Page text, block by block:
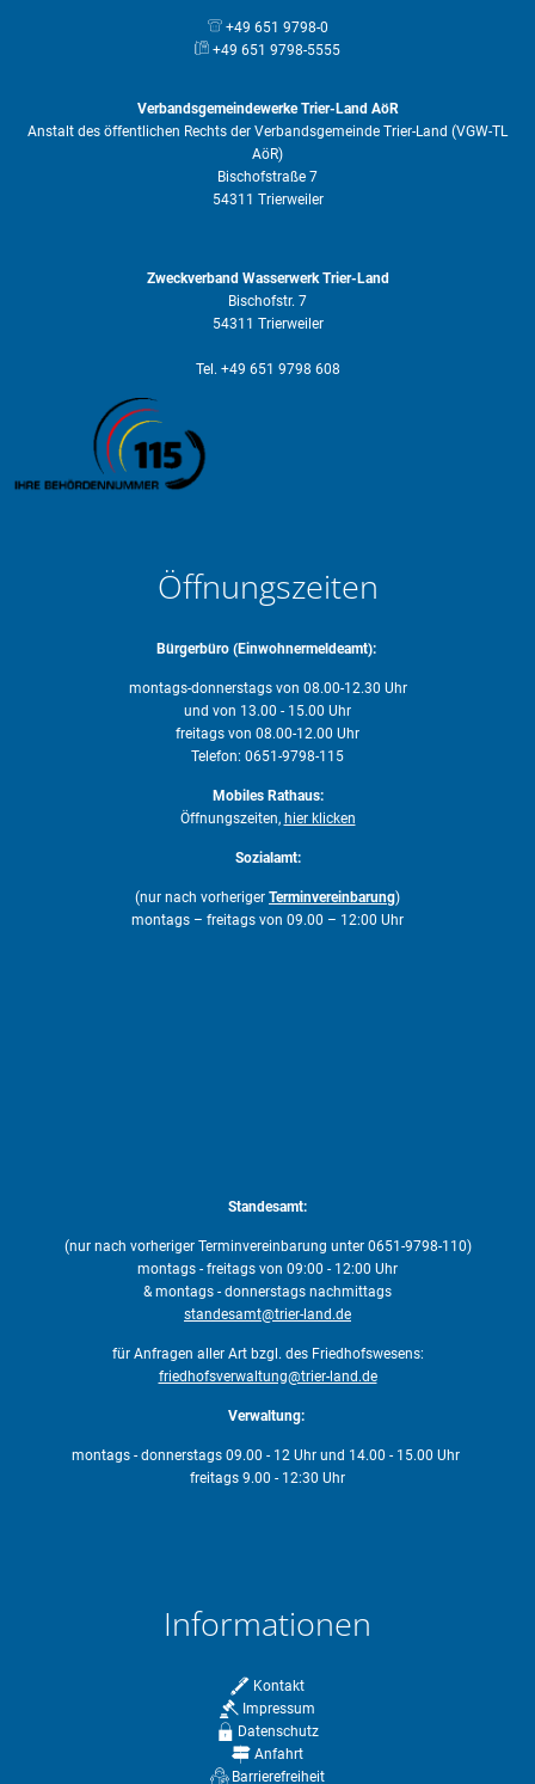
+49 651 9798-0
+49 651 9798-5555
Verbandsgemeindewerke Trier-Land AöR
Anstalt des öffentlichen Rechts der Verbandsgemeinde Trier-Land (VGW-TL
AöR)
Bischofstraße 7
54311 Trierweiler
Zweckverband Wasserwerk Trier-Land
Bischofstr. 7
54311 Trierweiler
Tel. +49 651 9798 608
Öffnungszeiten
Bürgerbüro (Einwohnermeldeamt):
montags-donnerstags von 08.00-12.30 Uhr
und von 13.00 - 15.00 Uhr
freitags von 08.00-12.00 Uhr
Telefon: 0651-9798-115
Mobiles Rathaus:
Öffnungszeiten, hier klicken
Sozialamt:
(nur nach vorheriger Terminvereinbarung)
montags – freitags von 09.00 – 12:00 Uhr
Standesamt:
(nur nach vorheriger Terminvereinbarung unter 0651-9798-110)
montags - freitags von 09:00 - 12:00 Uhr
& montags - donnerstags nachmittags
standesamt@trier-land.de
für Anfragen aller Art bzgl. des Friedhofswesens:
friedhofsverwaltung@trier-land.de
Verwaltung:
montags - donnerstags 09.00 - 12 Uhr und 14.00 - 15.00 Uhr
freitags 9.00 - 12:30 Uhr
Informationen
Kontakt
Impressum
Datenschutz
Anfahrt
Barrierefreiheit